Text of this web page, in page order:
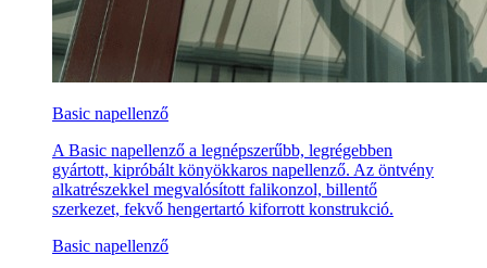
Basic napellenző
A Basic napellenző a legnépszerűbb, legrégebben
gyártott, kipróbált könyökkaros napellenző. Az öntvény
alkatrészekkel megvalósított falikonzol, billentő
szerkezet, fekvő hengertartó kiforrott konstrukció.
Basic napellenző